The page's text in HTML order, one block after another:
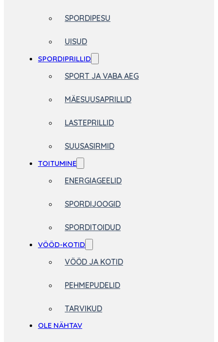
SPORDIPESU
UISUD
SPORDIPRILLID
SPORT JA VABA AEG
MÄESUUSAPRILLID
LASTEPRILLID
SUUSASIRMID
TOITUMINE
ENERGIAGEELID
SPORDIJOOGID
SPORDITOIDUD
VÖÖD-KOTID
VÖÖD JA KOTID
PEHMEPUDELID
TARVIKUD
OLE NÄHTAV